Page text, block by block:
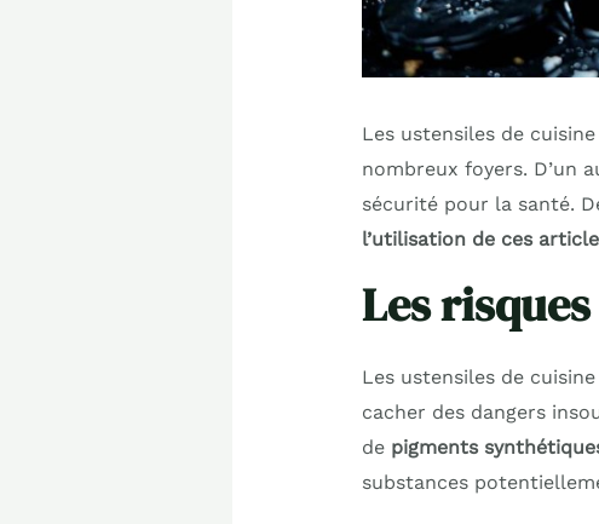
Les ustensiles de
nombreux foyers. D’un
sécurité pour la santé.
l’utilisation de ces
Les
Les ustensiles de
cacher des dangers
de pigments
substances